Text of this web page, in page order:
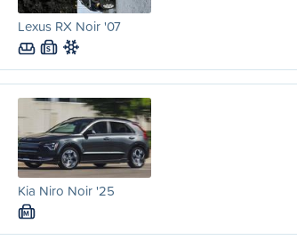
Lexus RX Noir '07
S
Kia Niro Noir '25
M